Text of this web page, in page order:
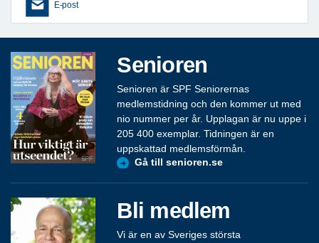
E-post
Senioren
Senioren är SPF Seniorernas
medlemstidning och den kommer ut med
nio nummer per år. Upplagan är nu uppe i
205 400 exemplar. Tidningen är en
uppskattad medlemsförmån.
Gå till senioren.se
Bli medlem
Vi är en av Sveriges största